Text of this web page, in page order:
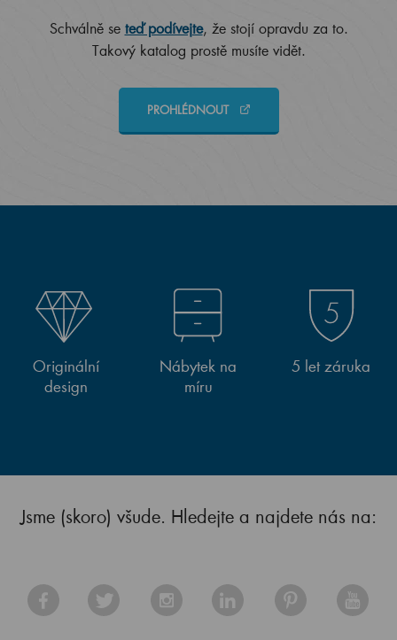
Schválně se teď podívejte, že stojí opravdu za to.
Takový katalog prostě musíte vidět.
PROHLÉDNOUT
Originální
design
Nábytek na
míru
5 let záruka
Jsme (skoro) všude. Hledejte a najdete nás na: